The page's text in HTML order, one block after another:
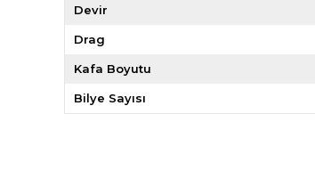
Devir
Drag
Kafa Boyutu
Bilye Sayısı